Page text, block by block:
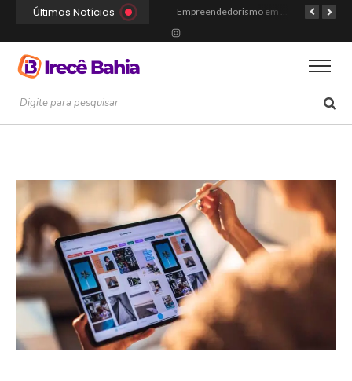
Últimas Notícias Empreendedorismo em Irecê: Como Arthur Transformou Disciplina Acadêmica na Marca Hustle Culture